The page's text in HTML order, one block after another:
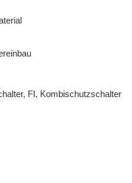
FI, Kombischutzschalter